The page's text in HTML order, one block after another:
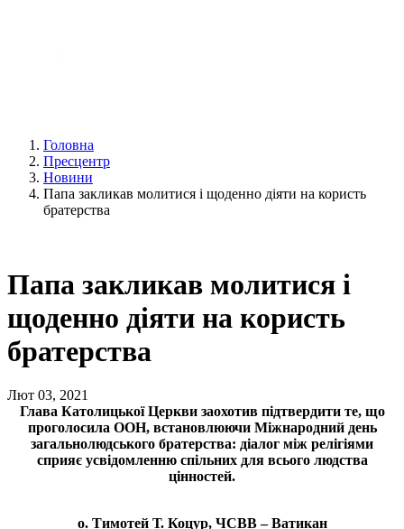
Головна
Пресцентр
Новини
Папа закликав молитися і щоденно діяти на користь
братерства
Папа закликав молитися і
щоденно діяти на користь
братерства
Лют 03, 2021
Глава Католицької Церкви заохотив підтвердити те, що
проголосила ООН, встановлюючи Міжнародний день
загальнолюдського братерства: діалог між релігіями
сприяє усвідомленню спільних для всього людства
цінностей.
о. Тимотей Т. Коцур, ЧСВВ – Ватикан